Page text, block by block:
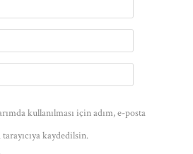
kullanılması için adım, e-posta
kaydedilsin.